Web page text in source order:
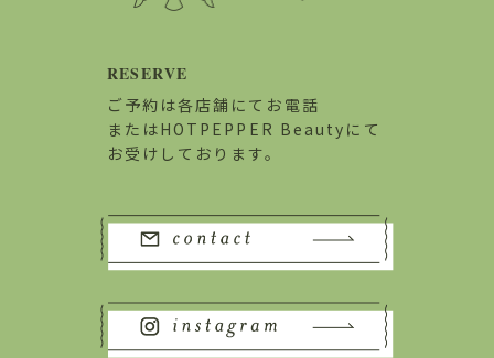
RESERVE
ご予約は各店舗にてお電話
またはHOTPEPPER Beautyにて
お受けしております。